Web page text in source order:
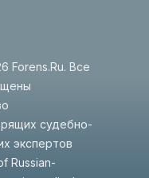
Forens.Ru. Все
судебно-
экспертов
Russian-